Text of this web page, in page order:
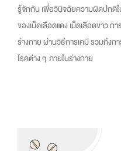
รู้จักกัน เพื่อวินิจฉัยความผิดปกติ
ของเม็ดเลือดแดง เม็ดเลือดขาว ก
ร่างกาย ผ่านวิธีการเคมี รวมถึงก
โรคต่าง ๆ ภายในร่างกาย